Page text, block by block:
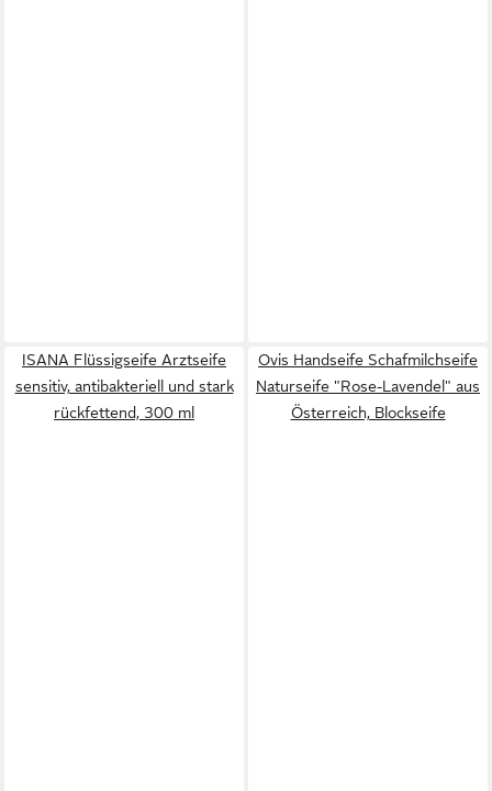
ISANA Flüssigseife Arztseife
sensitiv, antibakteriell und stark
rückfettend, 300 ml
Ovis Handseife Schafmilchseife
Naturseife "Rose-Lavendel" aus
Österreich, Blockseife